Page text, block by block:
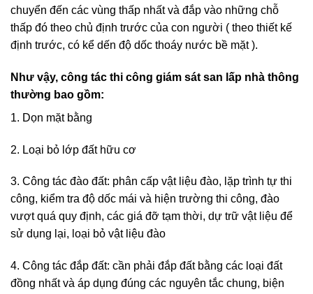
chuyển đến các vùng thấp nhất và đắp vào những chỗ
thấp đó theo chủ định trước của con người ( theo thiết kế
định trước, có kể dến độ dốc thoáy nước bề mặt ).
Như vậy, công tác thi công giám sát san lấp nhà thông
thường bao gồm:
1. Dọn mặt bằng
2. Loại bỏ lớp đất hữu cơ
3. Công tác đào đất: phân cấp vật liệu đào, lặp trình tự thi
công, kiểm tra độ dốc mái và hiện trường thi công, đào
vượt quá quy định, các giá đỡ tạm thời, dự trữ vật liệu để
sử dụng lại, loại bỏ vật liệu đào
4. Công tác đắp đất: cần phải đắp đất bằng các loại đất
đồng nhất và áp dụng đúng các nguyên tắc chung, biện